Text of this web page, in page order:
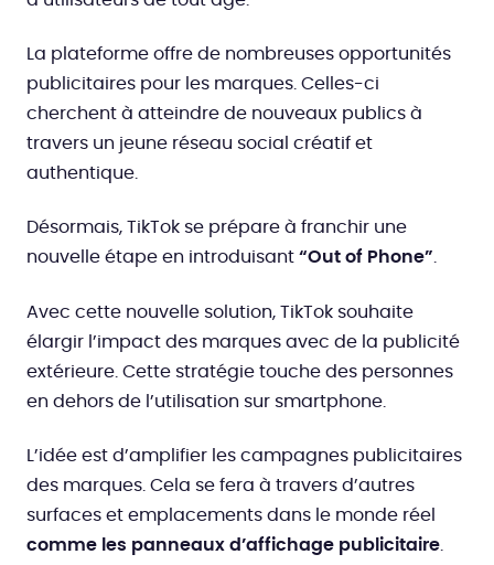
La plateforme offre de nombreuses opportunités
publicitaires pour les marques. Celles-ci
cherchent à atteindre de nouveaux publics à
travers un jeune réseau social créatif et
authentique.
Désormais, TikTok se prépare à franchir une
nouvelle étape en introduisant “Out of Phone”.
Avec cette nouvelle solution, TikTok souhaite
élargir l’impact des marques avec de la publicité
extérieure. Cette stratégie touche des personnes
en dehors de l’utilisation sur smartphone.
L’idée est d’amplifier les campagnes publicitaires
des marques. Cela se fera à travers d’autres
surfaces et emplacements dans le monde réel
comme les panneaux d’affichage publicitaire